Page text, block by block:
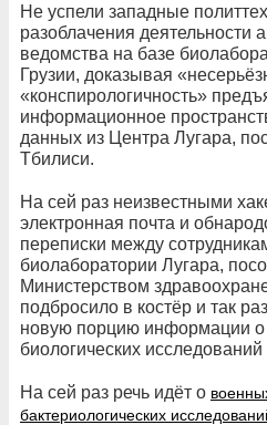
Не успели западные
разоблачения деятельности
ведомства на базе
Грузии, доказывая
«конспирологичность»
информационное
данных из Центра Лугара,
Тбилиси.
На сей раз неизвестными
электронная почта и
переписки между
биолаборатории Лугара,
Министерством
подбросило в костёр и так
новую порцию информации о
биологических
На сей раз речь идёт о
бактериологических